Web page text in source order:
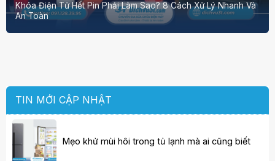
Khóa Điện Tử Hết Pin Phải Làm Sao? 8 Cách Xử Lý Nhanh Và
An Toàn
TIN MỚI CẬP NHẬT
Mẹo khử mùi hôi trong tủ lạnh mà ai cũng biết